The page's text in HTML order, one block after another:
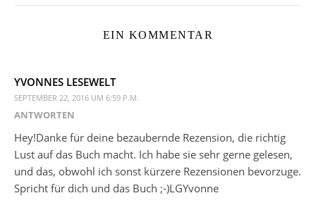
EIN KOMMENTAR
YVONNES LESEWELT
SEPTEMBER 22, 2016 UM 6:59 P.M.
ANTWORTEN
Hey!Danke für deine bezaubernde Rezension, die richtig
Lust auf das Buch macht. Ich habe sie sehr gerne gelesen,
und das, obwohl ich sonst kürzere Rezensionen bevorzuge.
Spricht für dich und das Buch ;-)LGYvonne